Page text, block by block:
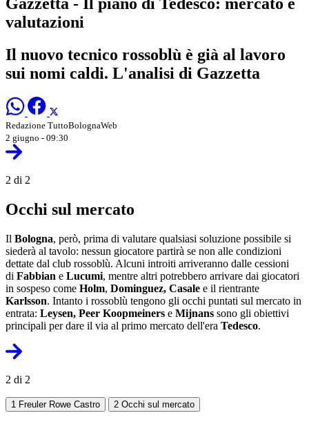
valutazioni
Il nuovo tecnico rossoblù è già al lavoro
sui nomi caldi. L'analisi di Gazzetta
Redazione TuttoBolognaWeb
2 giugno - 09:30
2 di 2
Occhi sul mercato
Il Bologna, però, prima di valutare qualsiasi soluzione possibile si
siederà al tavolo: nessun giocatore partirà se non alle condizioni
dettate dal club rossoblù. Alcuni introiti arriveranno dalle cessioni
di Fabbian e Lucumi, mentre altri potrebbero arrivare dai giocatori
in sospeso come Holm, Dominguez, Casale e il rientrante
Karlsson. Intanto i rossoblù tengono gli occhi puntati sul mercato in
entrata: Leysen, Peer Koopmeiners e Mijnans sono gli obiettivi
principali per dare il via al primo mercato dell'era Tedesco.
2 di 2
1 Freuler Rowe Castro 2 Occhi sul mercato